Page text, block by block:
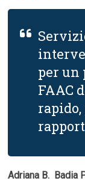
per un
FAAC
Adriana B.  Badia